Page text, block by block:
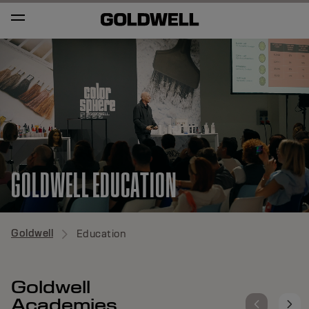
GOLDWELL EDUCATION
Goldwell Education
Goldwell